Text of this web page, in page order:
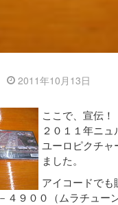
2011年10月13日
ここで、宣伝！
２０１１年ニ
ユーロピクチャ
ました。
アイコードでも
４９００（ムラチュー